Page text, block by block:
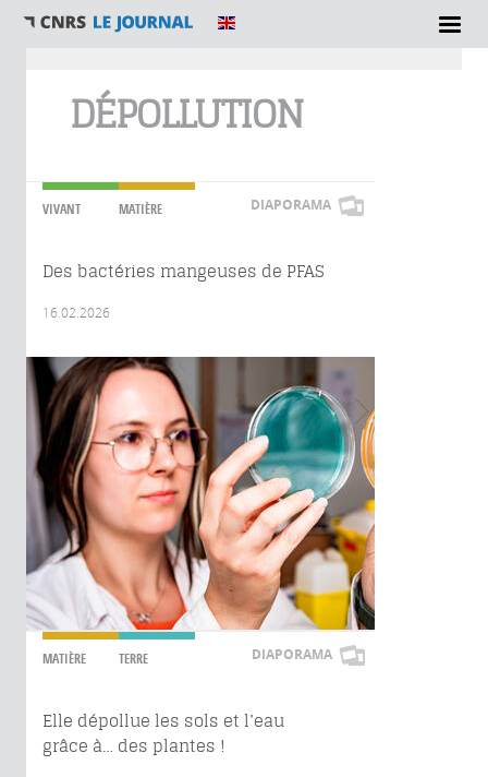
DÉPOLLUTION
VIVANT MATIÈRE DIAPORAMA
Des bactéries mangeuses de PFAS
16.02.2026
MATIÈRE TERRE DIAPORAMA
Elle dépollue les sols et l’eau
grâce à… des plantes !